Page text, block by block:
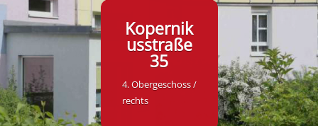
Kopernik
usstraße
35
4. Obergeschoss /
rechts